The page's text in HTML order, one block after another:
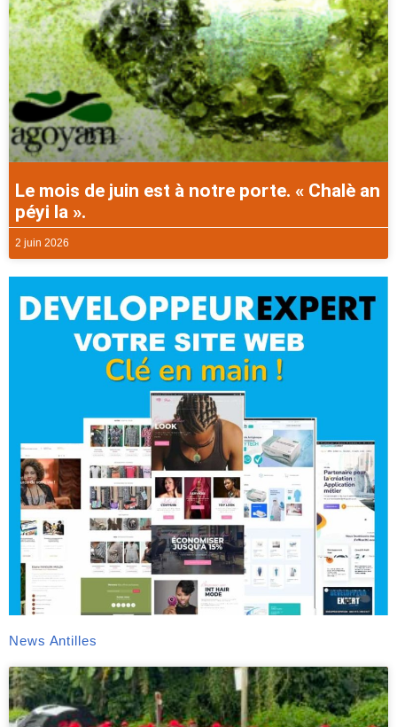
Le mois de juin est à notre porte. « Chalè an
péyi la ».
2 juin 2026
News Antilles